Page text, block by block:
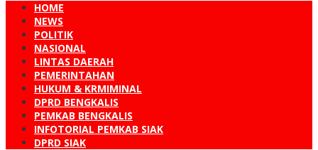
HOME
NEWS
POLITIK
NASIONAL
LINTAS DAERAH
PEMERINTAHAN
HUKUM & KRMIMINAL
DPRD BENGKALIS
PEMKAB BENGKALIS
INFOTORIAL PEMKAB SIAK
DPRD SIAK